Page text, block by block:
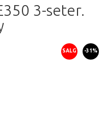
3-seter.
SALG -31%